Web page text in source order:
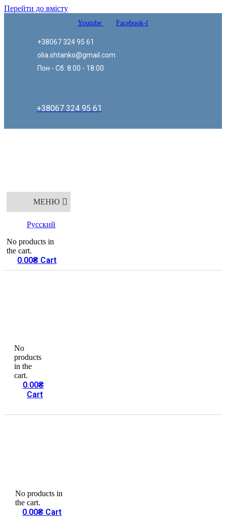
Перейти до вмісту
Youtube Facebook-f
+38067 324 95 61
olia.shtanko@gmail.com
Пон - Сб: 8:00 - 18:00
+38067 324 95 61
МЕНЮ
Русский
No products in
the cart.
0.00₴ Cart
No
products
in the
cart.
0.00₴
Cart
No products in
the cart.
0.00₴ Cart